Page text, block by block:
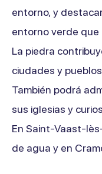
entorno, y
entorno verde que
La piedra
ciudades y
También podrá
sus iglesias y
En Saint-Vaast-
de agua y en